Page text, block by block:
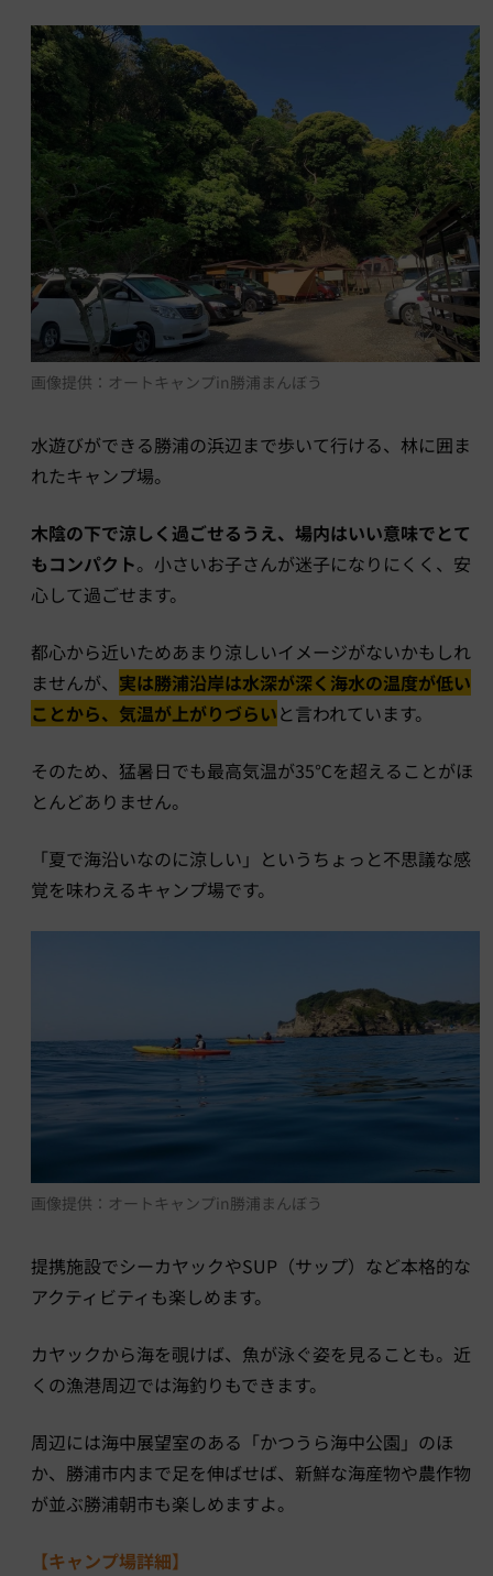
画像提供：オートキャンプin勝浦まんぼう
水遊びができる勝浦の浜辺まで歩いて行ける、林に囲ま
れたキャンプ場。
木陰の下で涼しく過ごせるうえ、場内はいい意味でとて
もコンパクト。小さいお子さんが迷子になりにくく、安
心して過ごせます。
都心から近いためあまり涼しいイメージがないかもしれ
ませんが、 実は勝浦沿岸は水深が深く海水の温度が低い
ことから、気温が上がりづらいと言われています。
そのため、猛暑日でも最高気温が35℃を超えることがほ
とんどありません。
「夏で海沿いなのに涼しい」というちょっと不思議な感
覚を味わえるキャンプ場です。
画像提供：オートキャンプin勝浦まんぼう
提携施設でシーカヤックやSUP（サップ）など本格的な
アクティビティも楽しめます。
カヤックから海を覗けば、魚が泳ぐ姿を見ることも。近
くの漁港周辺では海釣りもできます。
周辺には海中展望室のある「かつうら海中公園」のほ
か、勝浦市内まで足を伸ばせば、新鮮な海産物や農作物
が並ぶ勝浦朝市も楽しめますよ。
【キャンプ場詳細】